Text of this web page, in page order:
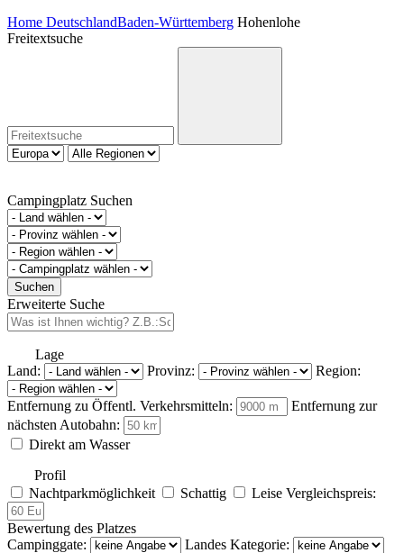
Home DeutschlandBaden-Württemberg Hohenlohe
Freitextsuche
Campingplatz Suchen
Erweiterte Suche
Lage
Land:
Provinz: Region:
Entfernung zu Öffentl. Verkehrsmitteln:
Entfernung zur
nächsten Autobahn:
Direkt am Wasser
Profil
Nachtparkmöglichkeit
Schattig Leise Vergleichspreis:
Bewertung des Platzes
Campinggate:
Landes Kategorie: